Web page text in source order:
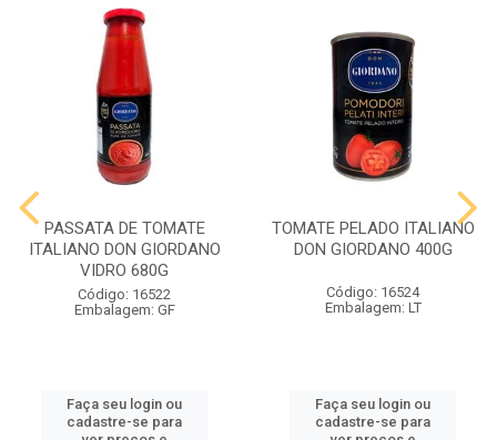
PASSATA DE TOMATE
ITALIANO DON GIORDANO
VIDRO 680G
Código: 16522
Embalagem: GF
Faça seu login ou
cadastre-se para
TOMATE PELADO ITALIANO
DON GIORDANO 400G
Código: 16524
Embalagem: LT
Faça seu login ou
cadastre-se para